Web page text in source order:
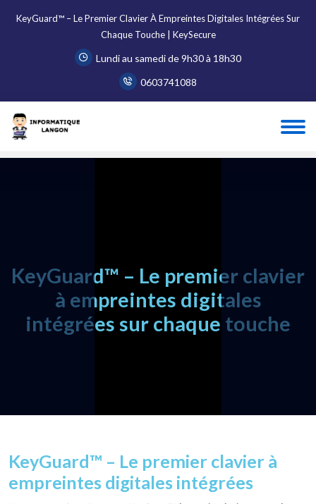
KeyGuard™ – Le Premier Clavier À Empreintes Digitales Intégrées Sur
Chaque Touche | KeySecure
Lundi au samedi de 9h30 à 18h30
0603741088
Accueil
Blog
KeyGuard™ – Le premier clavier à empreintes dig...
KeyGuard™ – Le premier clavier
à empreintes digitales
intégrées sur chaque touche
KeyGuard™ – Le premier clavier à
empreintes digitales intégrées